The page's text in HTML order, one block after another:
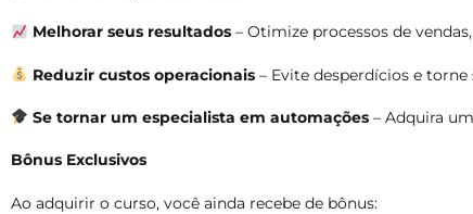
Melhorar seus resultados– Otimize processos de
Reduzir custos operacionais– Evite desperdícios e torne
Se tornar um especialista em automações– Adquira
Bônus Exclusivos
Ao adquirir o curso, você ainda recebe de bônus: